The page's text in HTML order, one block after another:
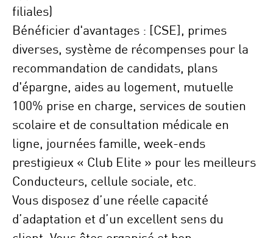
filiales)
Bénéficier d'avantages : [CSE], primes
diverses, système de récompenses pour la
recommandation de candidats, plans
d'épargne, aides au logement, mutuelle
100% prise en charge, services de soutien
scolaire et de consultation médicale en
ligne, journées famille, week-ends
prestigieux « Club Elite » pour les meilleurs
Conducteurs, cellule sociale, etc.
Vous disposez d’une réelle capacité
d’adaptation et d’un excellent sens du